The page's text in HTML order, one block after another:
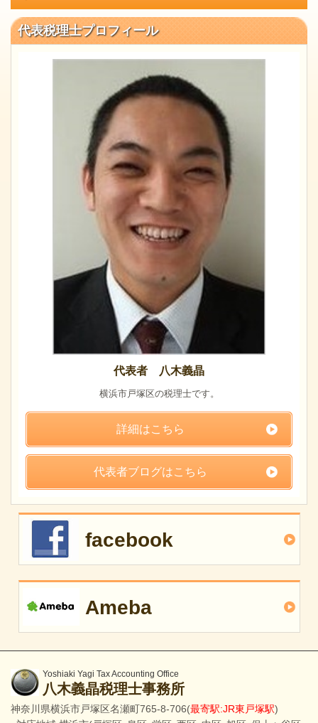
代表税理士プロフィール
代表者 八木義晶
横浜市戸塚区の税理士です。
詳細はこちら
代表者ブログはこちら
facebook
Ameba
Yoshiaki Yagi Tax Accounting Office
八木義晶税理士事務所
神奈川県横浜市戸塚区名瀬町765-8-706(最寄駅:JR東戸塚駅)